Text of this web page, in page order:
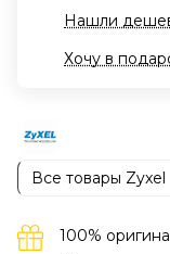
Нашли
Хочу в
Все товары Zyxel
100%